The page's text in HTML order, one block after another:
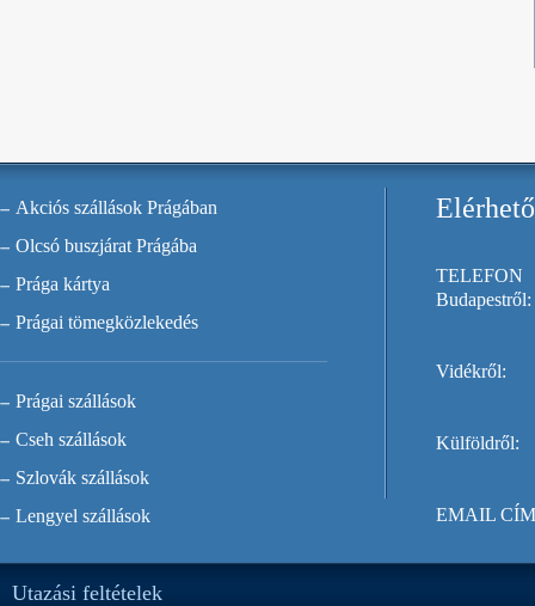
Akciós szállások Prágában
Olcsó buszjárat Prágába
Prága kártya
Prágai tömegközlekedés
Prágai szállások
Cseh szállások
Szlovák szállások
Lengyel szállások
TELEFON
Budapestről:
Vidékről:
Külföldről:
EMAIL
Utazási feltételek